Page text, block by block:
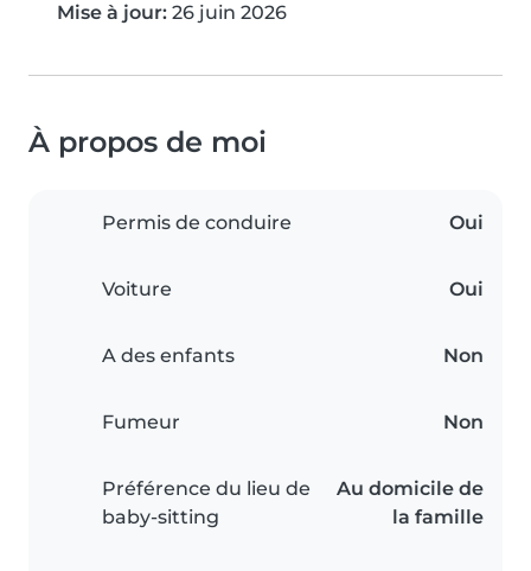
Mise à jour: 26 juin 2026
À propos de moi
Permis de conduire Oui
Voiture Oui
A des enfants Non
Fumeur Non
Préférence du lieu de
baby-sitting
Au domicile de
la famille